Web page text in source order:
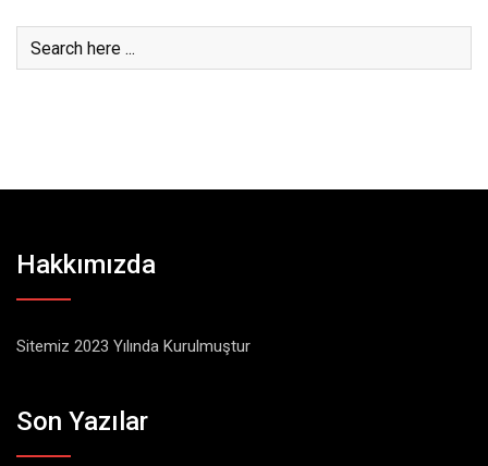
Hakkımızda
Sitemiz 2023 Yılında Kurulmuştur
Son Yazılar